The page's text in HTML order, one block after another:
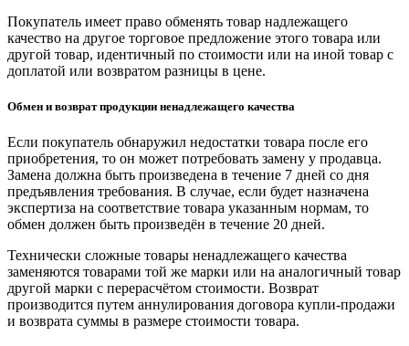
Покупатель имеет право обменять товар надлежащего
качество на другое торговое предложение этого товара или
другой товар, идентичный по стоимости или на иной товар с
доплатой или возвратом разницы в цене.
Обмен и возврат продукции ненадлежащего качества
Если покупатель обнаружил недостатки товара после его
приобретения, то он может потребовать замену у продавца.
Замена должна быть произведена в течение 7 дней со дня
предъявления требования. В случае, если будет назначена
экспертиза на соответствие товара указанным нормам, то
обмен должен быть произведён в течение 20 дней.
Технически сложные товары ненадлежащего качества
заменяются товарами той же марки или на аналогичный товар
другой марки с перерасчётом стоимости. Возврат
производится путем аннулирования договора купли-продажи
и возврата суммы в размере стоимости товара.